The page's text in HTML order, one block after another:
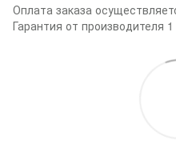
Оплата заказа
Гарантия от производителя 1